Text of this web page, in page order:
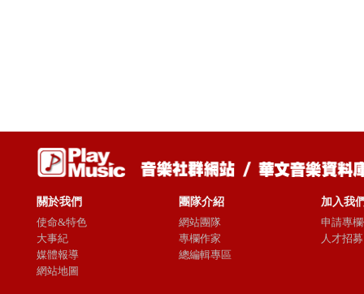
關於我們
使命&特色
大事紀
媒體報導
網站地圖
團隊介紹
網站團隊
專欄作家
總編輯專區
加入我
申請專
人才招募